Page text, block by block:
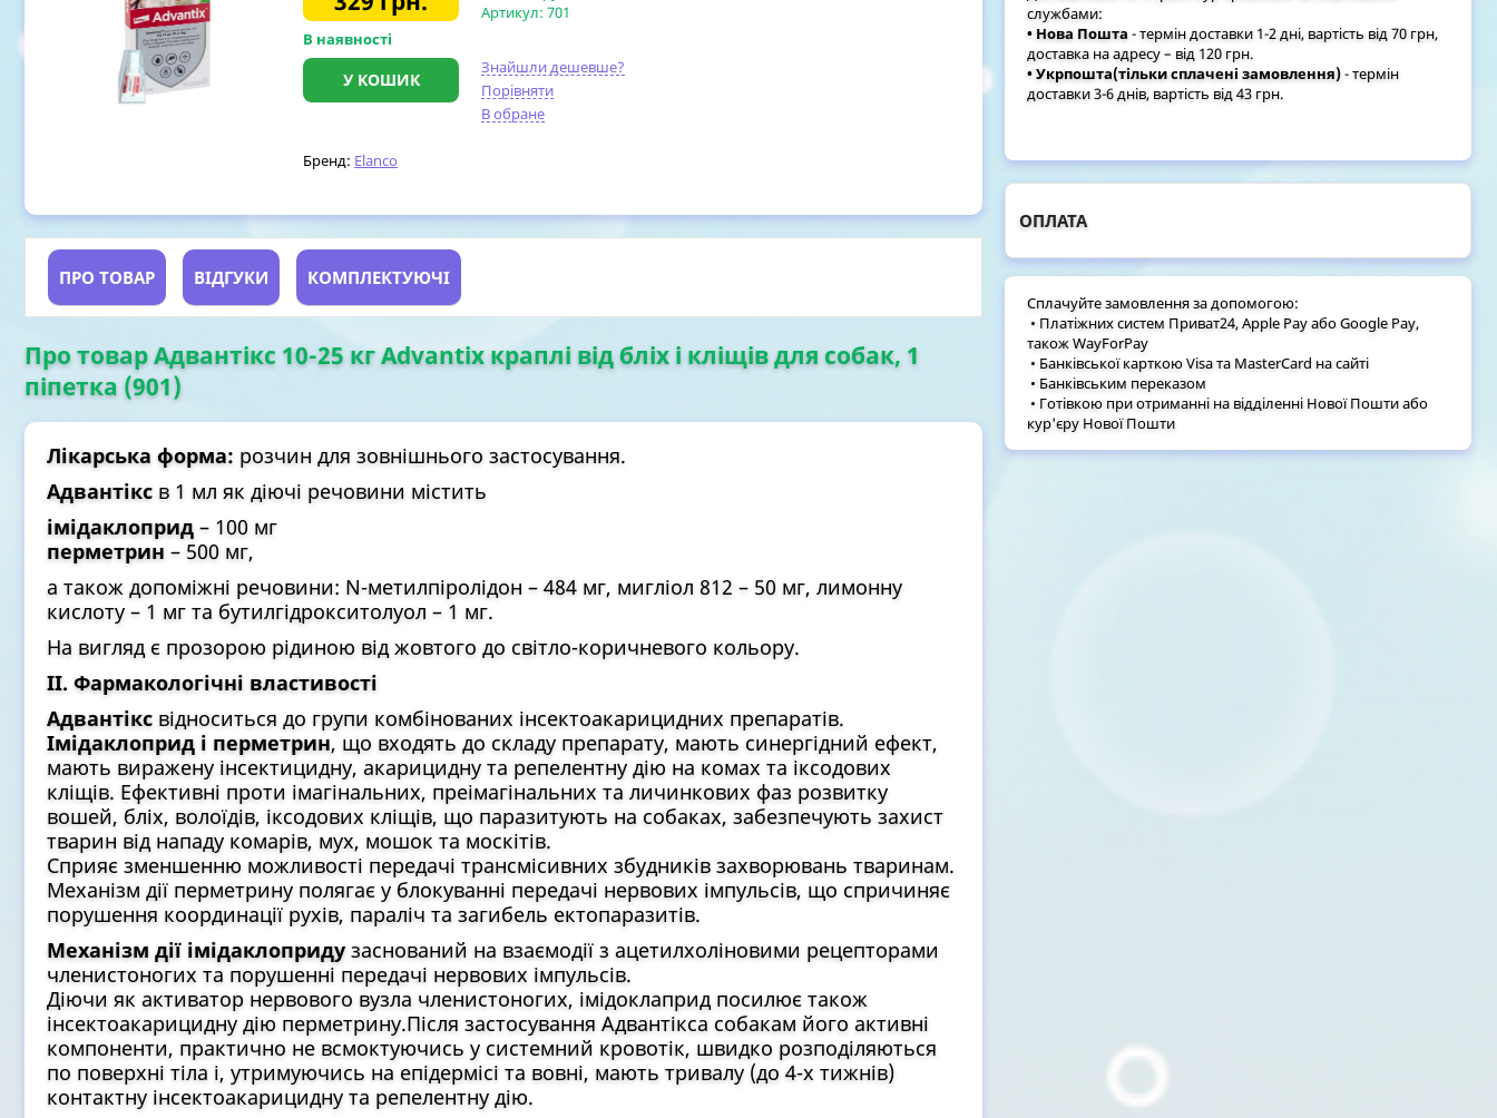
Артикул: 701
В наявності
У КОШИК
Знайшли дешевше?
Порівняти
В обране
Бренд: Elanco
ПРО ТОВАР ВІДГУКИ КОМПЛЕКТУЮЧІ
Про товар Адвантікс 10-25 кг Advantix краплі від бліх і кліщів для собак, 1
піпетка (901)
Лікарська форма: розчин для зовнішнього застосування.
Адвантікс в 1 мл як діючі речовини містить
імідаклоприд – 100 мг
перметрин – 500 мг,
а також допоміжні речовини: N-метилпіролідон – 484 мг, мигліол 812 – 50 мг, лимонну
кислоту – 1 мг та бутилгідрокситолуол – 1 мг.
На вигляд є прозорою рідиною від жовтого до світло-коричневого кольору.
ІІ. Фармакологічні властивості
Адвантікс відноситься до групи комбінованих інсектоакарицидних препаратів.
Імідаклоприд і перметрин, що входять до складу препарату, мають синергідний ефект,
мають виражену інсектицидну, акарицидну та репелентну дію на комах та іксодових
кліщів. Ефективні проти імагінальних, преімагінальних та личинкових фаз розвитку
вошей, бліх, волоїдів, іксодових кліщів, що паразитують на собаках, забезпечують захист
тварин від нападу комарів, мух, мошок та москітів.
Сприяє зменшенню можливості передачі трансмісивних збудників захворювань тваринам.
Механізм дії перметрину полягає у блокуванні передачі нервових імпульсів, що спричиняє
порушення координації рухів, параліч та загибель ектопаразитів.
Механізм дії імідаклоприду заснований на взаємодії з ацетилхоліновими рецепторами
членистоногих та порушенні передачі нервових імпульсів.
Діючи як активатор нервового вузла членистоногих, імідоклаприд посилює також
інсектоакарицидну дію перметрину.Після застосування Адвантікса собакам його активні
компоненти, практично не всмоктуючись у системний кровотік, швидко розподіляються
по поверхні тіла і, утримуючись на епідермісі та вовні, мають тривалу (до 4-х тижнів)
контактну інсектоакарицидну та репелентну дію.
службами:
• Нова Пошта - термін доставки 1-2 дні, вартість від 70 грн,
доставка на адресу – від 120 грн.
• Укрпошта(тільки сплачені замовлення)- термін
доставки 3-6 днів, вартість від 43 грн.
ОПЛАТА
Сплачуйте замовлення за допомогою:
• Платіжних систем Приват24, Apple Pay або Google Pay,
також WayForPay
• Банківської карткою Visa та MasterCard на сайті
• Банківським переказом
• Готівкою при отриманні на відділенні Нової Пошти або
кур'єру Нової Пошти